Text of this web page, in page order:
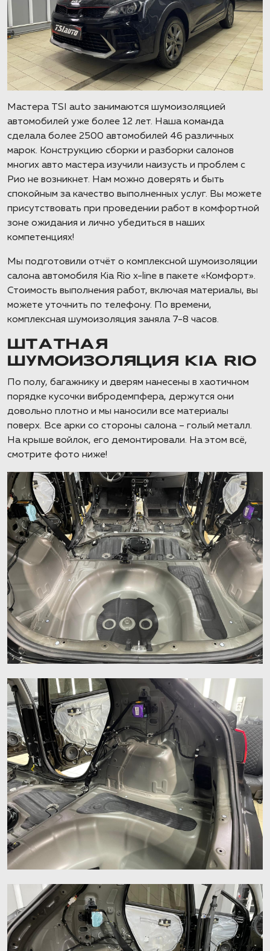
Мастера TSI auto занимаются шумоизоляцией
автомобилей уже более 12 лет. Наша команда
сделала более 2500 автомобилей 46 различных
марок. Конструкцию сборки и разборки салонов
многих авто мастера изучили наизусть и проблем с
Рио не возникнет. Нам можно доверять и быть
спокойным за качество выполненных услуг. Вы можете
присутствовать при проведении работ в комфортной
зоне ожидания и лично убедиться в наших
компетенциях!
Мы подготовили отчёт о комплексной шумоизоляции
салона автомобиля Kia Rio x-line в пакете «Комфорт».
Стоимость выполнения работ, включая материалы, вы
можете уточнить по телефону. По времени,
комплексная шумоизоляция заняла 7-8 часов.
ШТАТНАЯ
ШУМОИЗОЛЯЦИЯ KIA RIO
По полу, багажнику и дверям нанесены в хаотичном
порядке кусочки вибродемпфера, держутся они
довольно плотно и мы наносили все материалы
поверх. Все арки со стороны салона – голый металл.
На крыше войлок, его демонтировали. На этом всё,
смотрите фото ниже!